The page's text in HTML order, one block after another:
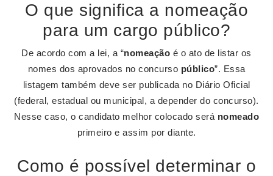
O que significa a nomeação
para um cargo público?
De acordo com a lei, a “nomeação é o ato de listar os
nomes dos aprovados no concurso público”. Essa
listagem também deve ser publicada no Diário Oficial
(federal, estadual ou municipal, a depender do concurso).
Nesse caso, o candidato melhor colocado será nomeado
primeiro e assim por diante.
Como é possível determinar o